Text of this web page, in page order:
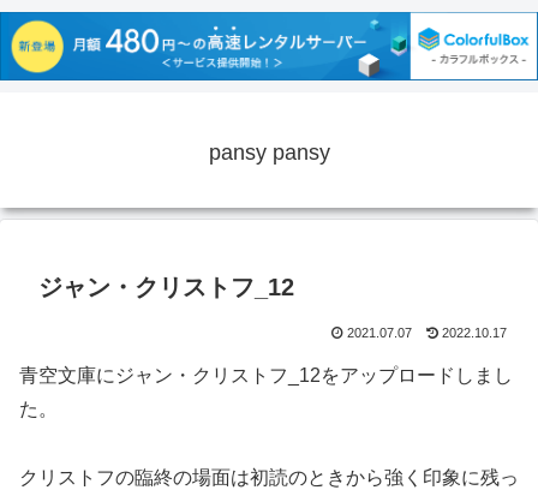
pansy pansy
ジャン・クリストフ_12
2021.07.07 2022.10.17
青空文庫にジャン・クリストフ_12をアップロードしまし
た。
クリストフの臨終の場面は初読のときから強く印象に残っ